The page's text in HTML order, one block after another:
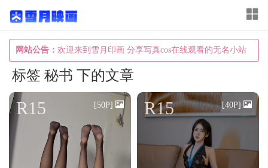
网站公告： 欢迎来到雪月印画 分享写真cos在线观看的无名小站
T
o
g
e
n
标签 秘书 下的文章
R15 [50P] R15 [40P]